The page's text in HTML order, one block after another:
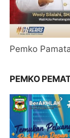
Pemko
PEMKO